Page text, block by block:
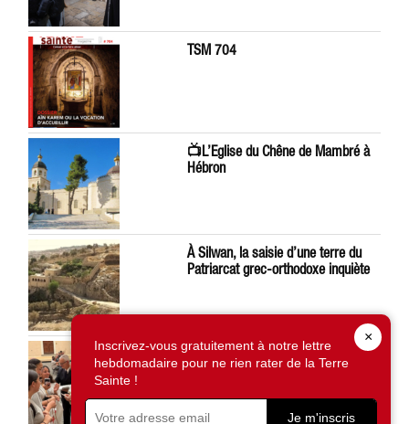
TSM 704
📺L’Eglise du Chêne de Mambré à
Hébron
À Silwan, la saisie d’une terre du
Patriarcat grec-orthodoxe inquiète
Léon XIV préoccupé par la situation
en Terre Sainte
×
Inscrivez-vous gratuitement à notre lettre
hebdomadaire pour ne rien rater de la Terre
Sainte !
Je m'inscris